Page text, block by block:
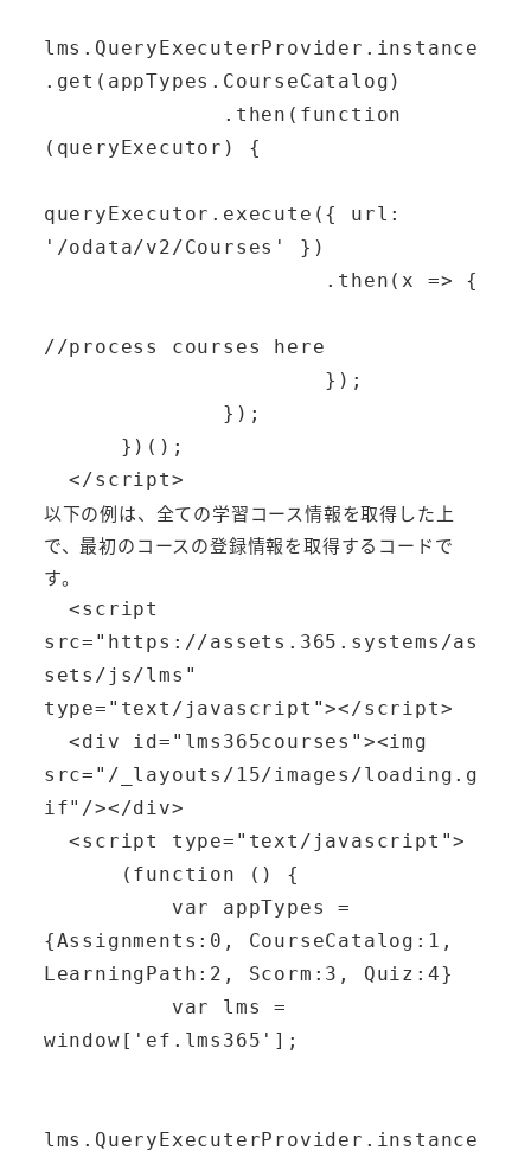
lms.QueryExecuterProvider.instance
.get(appTypes.CourseCatalog)
(queryExecutor) {
queryExecutor.execute({ url:
'/odata/v2/Courses' })
//process courses here
  </script>
以下の例は、全ての学習コース情報を取得した上
で、最初のコースの登録情報を取得するコードで
す。
  <script
src="https://assets.365.systems/as
sets/js/lms"
type="text/javascript"></script>
  <div id="lms365courses"><img
src="/_layouts/15/images/loading.g
if"/></div>
  <script type="text/javascript">
{Assignments:0, CourseCatalog:1,
LearningPath:2, Scorm:3, Quiz:4}
window['ef.lms365'];
lms.QueryExecuterProvider.instance